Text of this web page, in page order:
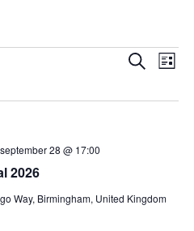
Zoeken
Lijst
2026
september 28 @ 17:00
Way, Birmingham, United Kingdom